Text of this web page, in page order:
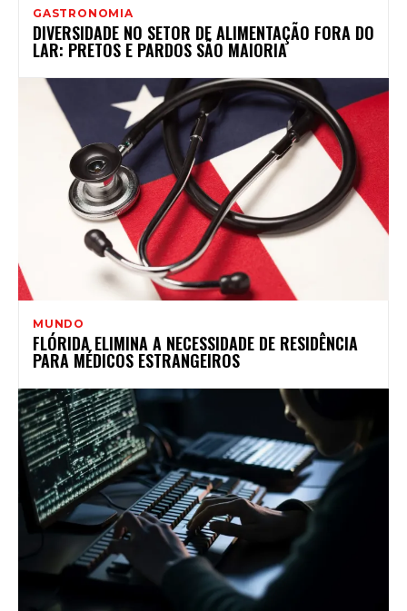
GASTRONOMIA
DIVERSIDADE NO SETOR DE ALIMENTAÇÃO FORA DO
LAR: PRETOS E PARDOS SÃO MAIORIA
MUNDO
FLÓRIDA ELIMINA A NECESSIDADE DE RESIDÊNCIA
PARA MÉDICOS ESTRANGEIROS